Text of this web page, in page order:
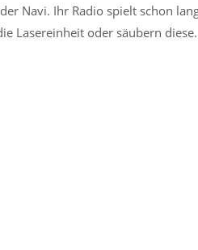
Navi. Ihr Radio spielt schon
Lasereinheit oder säubern